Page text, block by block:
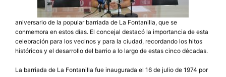
aniversario de la popular barriada de La Fontanilla, que se
conmemora en estos días. El concejal destacó la importancia de esta
celebración para los vecinos y para la ciudad, recordando los hitos
históricos y el desarrollo del barrio a lo largo de estas cinco décadas.
La barriada de La Fontanilla fue inaugurada el 16 de julio de 1974 por